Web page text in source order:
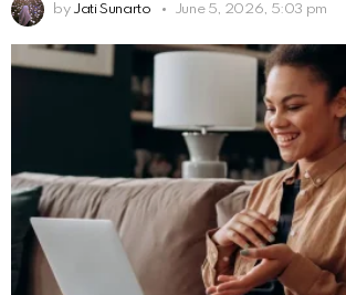
by Jati Sunarto June 5, 2026, 5:03 pm